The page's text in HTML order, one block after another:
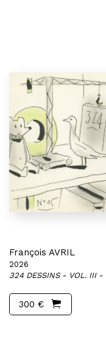
François AVRIL
2026
324 DESSINS - VOL. III
300 €